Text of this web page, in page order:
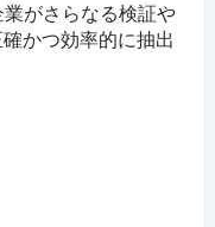
がさらなる検証や
かつ効率的に抽出